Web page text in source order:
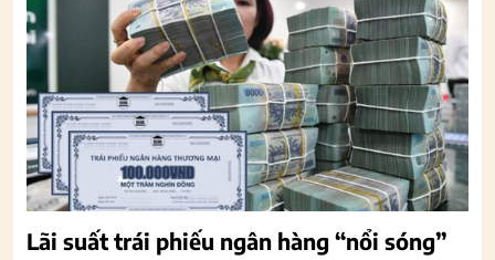
Lãi suất trái phiếu ngân hàng “nổi sóng”